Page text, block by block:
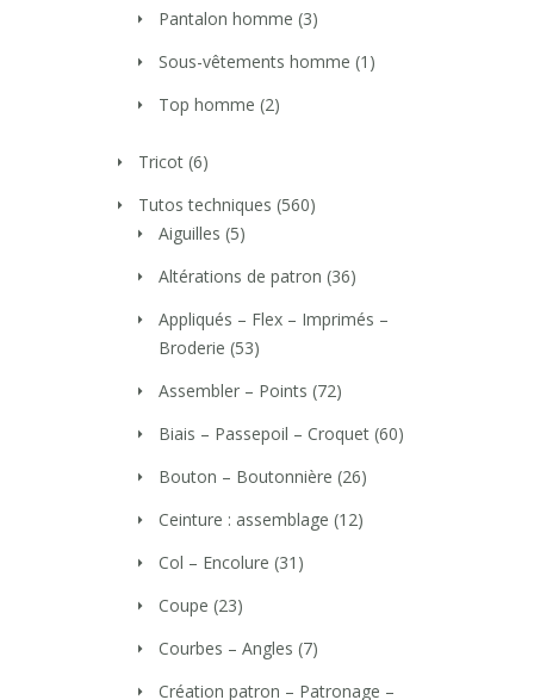
Pantalon homme (3)
Sous-vêtements homme (1)
Top homme (2)
Tricot (6)
Tutos techniques (560)
Aiguilles (5)
Altérations de patron (36)
Appliqués – Flex – Imprimés –
Broderie (53)
Assembler – Points (72)
Biais – Passepoil – Croquet (60)
Bouton – Boutonnière (26)
Ceinture : assemblage (12)
Col – Encolure (31)
Coupe (23)
Courbes – Angles (7)
Création patron – Patronage –